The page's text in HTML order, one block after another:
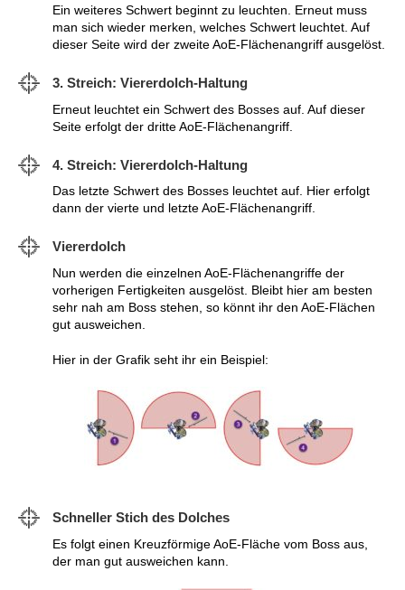
Ein weiteres Schwert beginnt zu leuchten. Erneut muss
man sich wieder merken, welches Schwert leuchtet. Auf
dieser Seite wird der zweite AoE-Flächenangriff ausgelöst.
3. Streich: Viererdolch-Haltung
Erneut leuchtet ein Schwert des Bosses auf. Auf dieser
Seite erfolgt der dritte AoE-Flächenangriff.
4. Streich: Viererdolch-Haltung
Das letzte Schwert des Bosses leuchtet auf. Hier erfolgt
dann der vierte und letzte AoE-Flächenangriff.
Viererdolch
Nun werden die einzelnen AoE-Flächenangriffe der
vorherigen Fertigkeiten ausgelöst. Bleibt hier am besten
sehr nah am Boss stehen, so könnt ihr den AoE-Flächen
gut ausweichen.
Hier in der Grafik seht ihr ein Beispiel:
Schneller Stich des Dolches
Es folgt einen Kreuzförmige AoE-Fläche vom Boss aus,
der man gut ausweichen kann.